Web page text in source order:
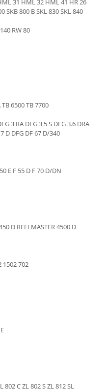
31 HML 32 HML 41 HR 26
SKB 800 B SKL 830 SKL 840
RW 80
6500 TB 7700
3 RA DFG 3.5 S DFG 3.6 DRA
D DFG DF 67 D/340
E F 55 D F 70 D/DN
D REELMASTER 4500 D
1502 702
802 C ZL 802 S ZL 812 SL